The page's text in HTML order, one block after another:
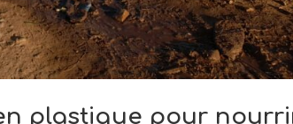
plastique pour